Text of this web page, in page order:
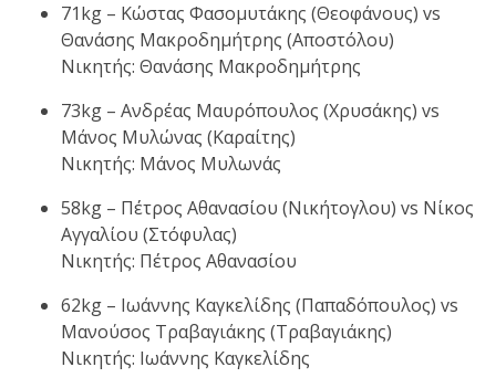
71kg – Κώστας Φασομυτάκης (Θεοφάνους) vs
Θανάσης Μακροδημήτρης (Αποστόλου)
Νικητής: Θανάσης Μακροδημήτρης
73kg – Ανδρέας Μαυρόπουλος (Χρυσάκης) vs
Μάνος Μυλώνας (Καραίτης)
Νικητής: Μάνος Μυλωνάς
58kg – Πέτρος Αθανασίου (Νικήτογλου) vs Νίκος
Αγγαλίου (Στόφυλας)
Νικητής: Πέτρος Αθανασίου
62kg – Ιωάννης Καγκελίδης (Παπαδόπουλος) vs
Μανούσος Τραβαγιάκης (Τραβαγιάκης)
Νικητής: Ιωάννης Καγκελίδης